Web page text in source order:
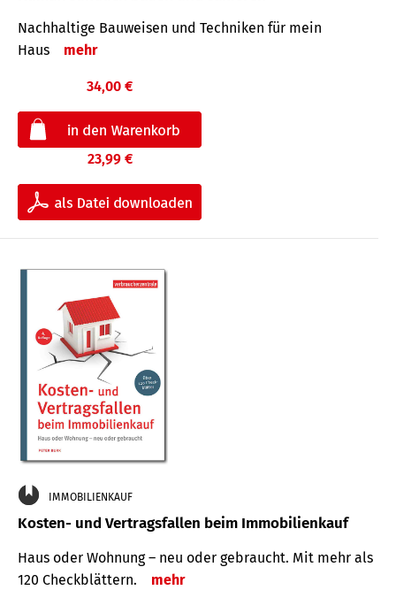
Nachhaltige Bauweisen und Techniken für mein
Haus
mehr
34,00 €
23,99 €
IMMOBILIENKAUF
Kosten- und Vertragsfallen beim Immobilienkauf
Haus oder Wohnung – neu oder gebraucht. Mit mehr als
120 Check­blättern.
mehr